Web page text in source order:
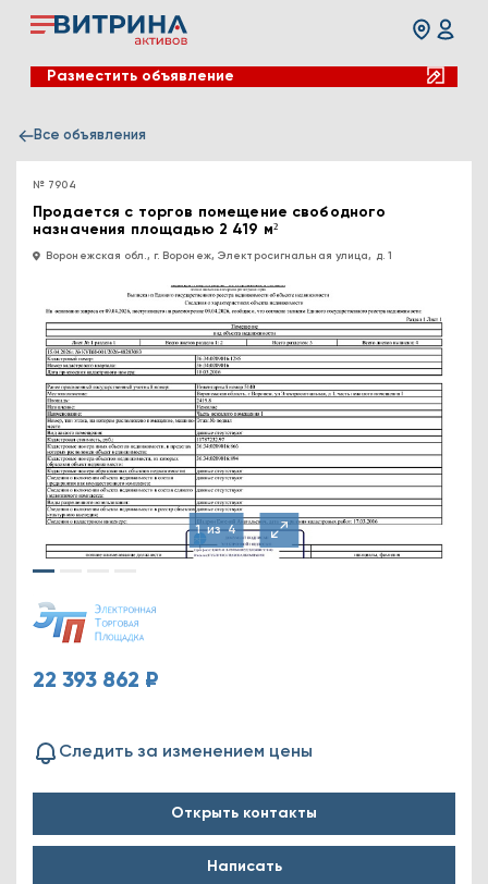
Разместить объявление
Все объявления
№ 7904
Продается с торгов помещение свободного
назначения площадью 2 419 м²
Воронежская обл., г. Воронеж, Электросигнальная улица, д. 1
1из4
22 393 862 ₽
Следить за изменением цены
Открыть контакты
Написать